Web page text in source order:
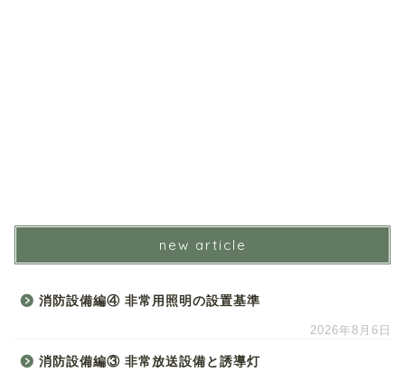
new article
消防設備編④ 非常用照明の設置基準
2026年8月6日
消防設備編③ 非常放送設備と誘導灯